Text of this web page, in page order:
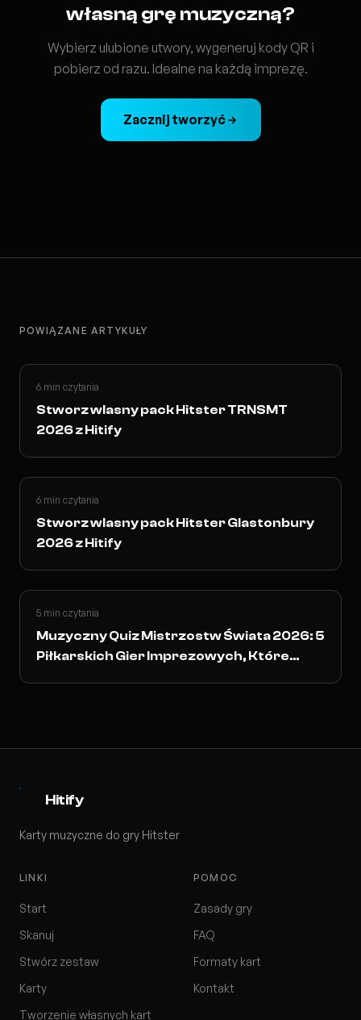
własną grę muzyczną?
Wybierz ulubione utwory, wygeneruj kody QR i
pobierz od razu. Idealne na każdą imprezę.
Zacznij tworzyć
POWIĄZANE ARTYKUŁY
6 min czytania
Stworz wlasny pack Hitster TRNSMT
2026 z Hitify
6 min czytania
Stworz wlasny pack Hitster Glastonbury
2026 z Hitify
5 min czytania
Muzyczny Quiz Mistrzostw Świata 2026: 5
Piłkarskich Gier Imprezowych, Które
Hitify
Karty muzyczne do gry Hitster
LINKI
Start
Skanuj
Stwórz zestaw
Karty
Tworzenie własnych kart
POMOC
Zasady gry
FAQ
Formaty kart
Kontakt